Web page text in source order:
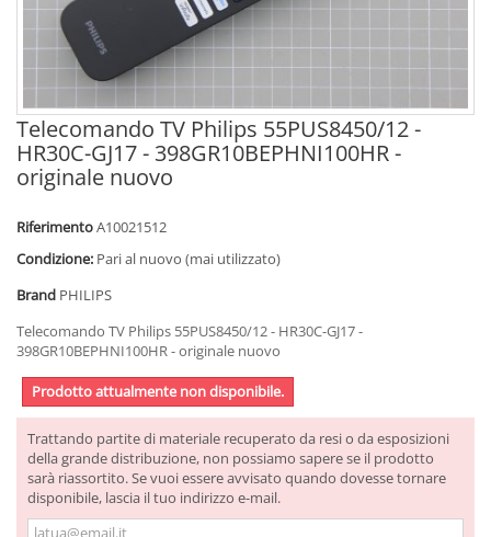
Telecomando TV Philips 55PUS8450/12 -
HR30C-GJ17 - 398GR10BEPHNI100HR -
originale nuovo
RiferimentoA10021512
Condizione: Pari al nuovo (mai utilizzato)
Brand PHILIPS
Telecomando TV Philips 55PUS8450/12 - HR30C-GJ17 -
398GR10BEPHNI100HR - originale nuovo
Prodotto attualmente non disponibile.
Trattando partite di materiale recuperato da resi o da esposizioni
della grande distribuzione, non possiamo sapere se il prodotto
sarà riassortito. Se vuoi essere avvisato quando dovesse tornare
disponibile, lascia il tuo indirizzo e-mail.